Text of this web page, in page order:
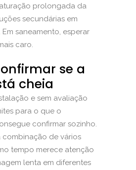
prolongada da
secundárias em
saneamento, esperar
caro.
se a
cheia
e sem avaliação
para o que o
confirmar sozinho.
combinação de vários
tempo merece atenção
lenta em diferentes